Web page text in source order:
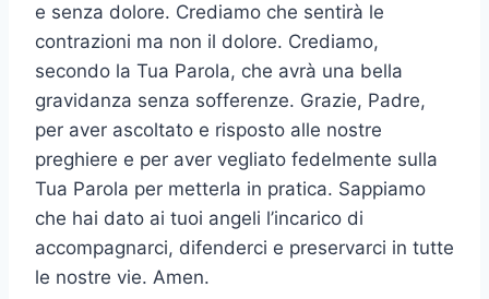
e senza dolore. Crediamo che sentirà le
contrazioni ma non il dolore. Crediamo,
secondo la Tua Parola, che avrà una bella
gravidanza senza sofferenze. Grazie, Padre,
per aver ascoltato e risposto alle nostre
preghiere e per aver vegliato fedelmente sulla
Tua Parola per metterla in pratica. Sappiamo
che hai dato ai tuoi angeli l’incarico di
accompagnarci, difenderci e preservarci in tutte
le nostre vie. Amen.